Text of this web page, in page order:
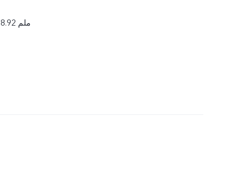
159.43 × 76.77 × 8.92 ملم